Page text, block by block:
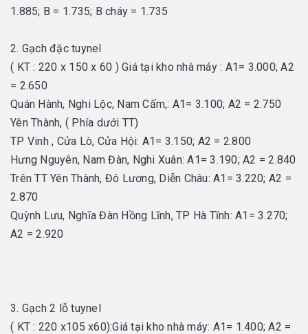
1.885; B = 1.735; B cháy = 1.735
2. Gạch đặc tuynel
( KT : 220 x 150 x 60 ) Giá tại kho nhà máy : A1= 3.000; A2
= 2.650
Quán Hành, Nghi Lộc, Nam Cấm,: A1= 3.100; A2 = 2.750
Yên Thành, ( Phía dưới TT)
TP Vinh , Cửa Lò, Cửa Hội: A1= 3.150; A2 = 2.800
Hưng Nguyên, Nam Đàn, Nghi Xuân: A1= 3.190; A2 = 2.840
Trên TT Yên Thành, Đô Lương, Diễn Châu: A1= 3.220; A2 =
2.870
Quỳnh Lưu, Nghĩa Đàn Hồng Lĩnh, TP Hà Tĩnh: A1= 3.270;
A2 = 2.920
3. Gạch 2 lỗ tuynel
( KT : 220 x105 x60):Giá tại kho nhà máy: A1= 1.400; A2 =